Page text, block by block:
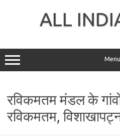
ALL
Menu
रविकमतम मंडल के
रविकमतम,